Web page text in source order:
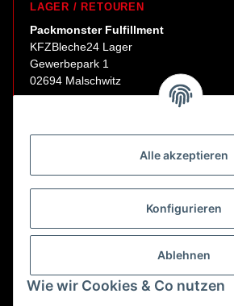
Alle akzeptieren
Konfigurieren
Ablehnen
Wie wir Cookies & Co nutzen
LAGER / RETOUREN
Packmonster Fulfillment
KFZBleche24 Lager
Gewerbepark 1
02694 Malschwitz
Abholungen nur nach Terminvereinbarung.
E-Mail:sales@kfzbleche24.de
Vertrag widerrufen
* Alle Preise inkl. gesetzlicher USt., zzgl.Versand